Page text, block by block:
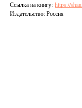
Ссылка на книгу: https://
Издательство: Россия